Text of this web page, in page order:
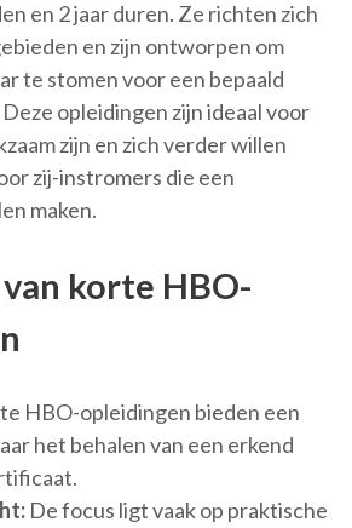
en 2 jaar duren. Ze richten zich
en zijn ontworpen om
te stomen voor een bepaald
opleidingen zijn ideaal voor
zijn en zich verder willen
zij-instromers die een
maken.
korte HBO-
HBO-opleidingen bieden een
het behalen van een erkend
De focus ligt vaak op praktische